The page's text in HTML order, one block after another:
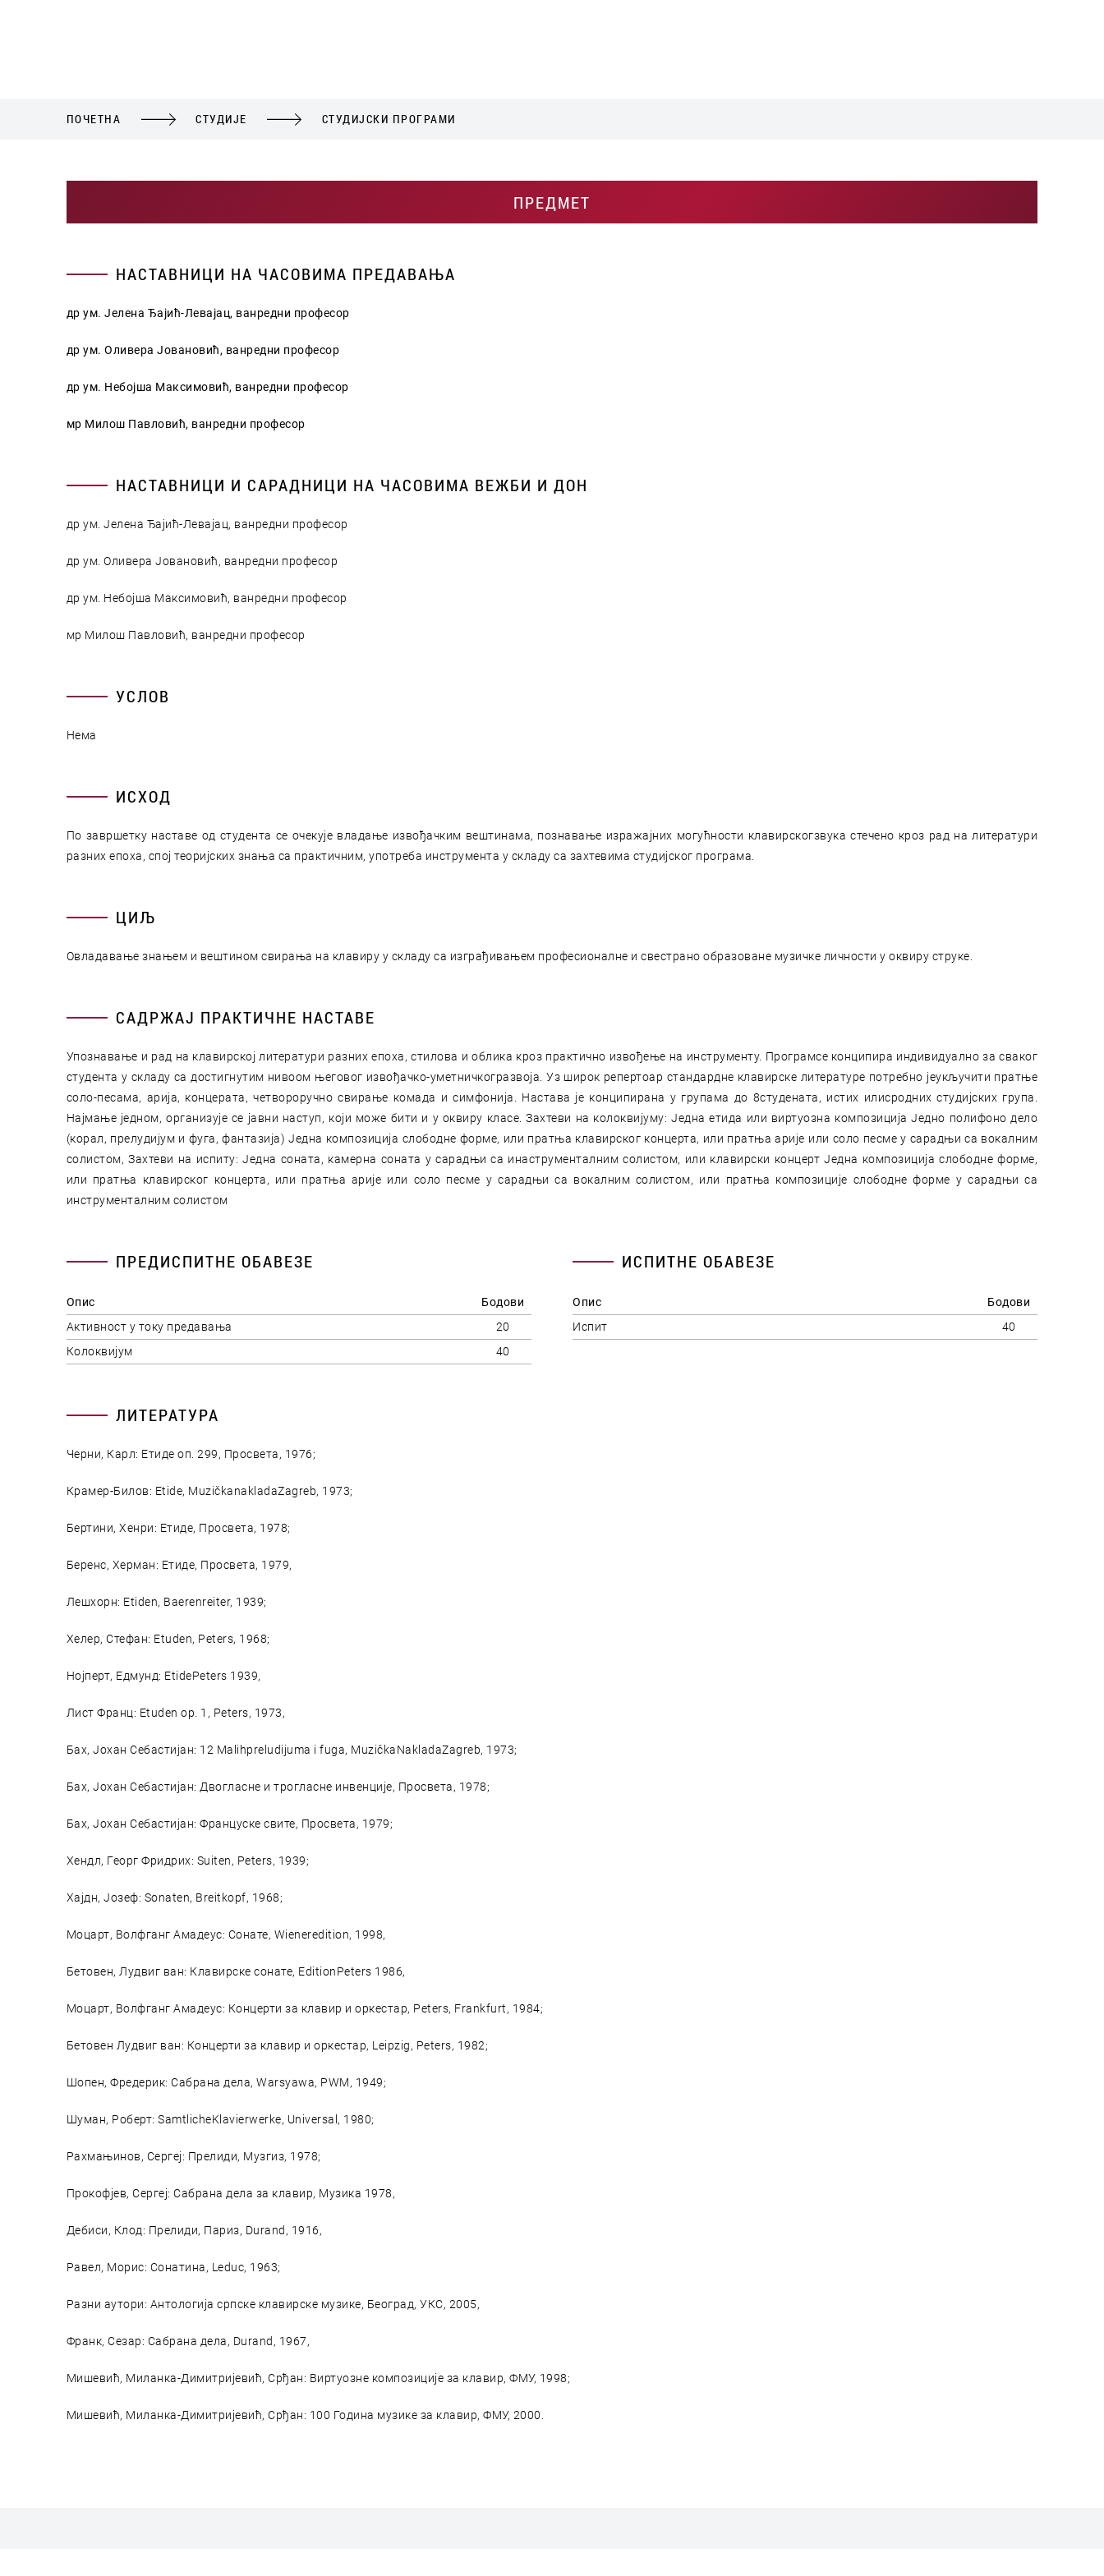
ПОЧЕТНА СТУДИЈЕ СТУДИЈСКИ ПРОГРАМИ
ПРЕДМЕТ
НАСТАВНИЦИ НА ЧАСОВИМА ПРЕДАВАЊА
др ум. Јелена Ђајић-Левајац, ванредни професор
др ум. Оливера Јовановић, ванредни професор
др ум. Небојша Максимовић, ванредни професор
мр Милош Павловић, ванредни професор
НАСТАВНИЦИ И САРАДНИЦИ НА ЧАСОВИМА ВЕЖБИ И ДОН
др ум. Јелена Ђајић-Левајац, ванредни професор
др ум. Оливера Јовановић, ванредни професор
др ум. Небојша Максимовић, ванредни професор
мр Милош Павловић, ванредни професор
УСЛОВ
Нема
ИСХОД
По завршетку наставе од студента се очекује владање извођачким вештинама, познавање изражајних могућности клавирскогзвука стечено кроз рад на литератури
разних епоха, спој теоријских знања са практичним, употреба инструмента у складу са захтевима студијског програма.
ЦИЉ
Овладавање знањем и вештином свирања на клавиру у складу са изграђивањем професионалне и свестрано образоване музичке личности у оквиру струке.
САДРЖАЈ ПРАКТИЧНЕ НАСТАВЕ
Упознавање и рад на клавирској литератури разних епоха, стилова и облика кроз практично извођење на инструменту. Програмсе конципира индивидуално за сваког
студента у складу са достигнутим нивоом његовог извођачко-уметничкогразвоја. Уз широк репертоар стандардне клавирске литературе потребно јеукључити пратње
соло-песама, арија, концерата, четвороручно свирање комада и симфонија. Настава је конципирана у групама до 8студената, истих илисродних студијских група.
Најмање једном, организује се јавни наступ, који може бити и у оквиру класе. Захтеви на колоквијуму: Једна етида или виртуозна композиција Једно полифоно дело
(корал, прелудијум и фуга, фантазија) Једна композиција слободне форме, или пратња клавирског концерта, или пратња арије или соло песме у сарадњи са вокалним
солистом, Захтеви на испиту: Једна соната, камерна соната у сарадњи са инаструменталним солистом, или клавирски концерт Једна композиција слободне форме,
или пратња клавирског концерта, или пратња арије или соло песме у сарадњи са вокалним солистом, или пратња композиције слободне форме у сарадњи са
инструменталним солистом
ПРЕДИСПИТНЕ ОБАВЕЗЕ
Опис
Бодови
Aктивност у току предавања
20
Колоквијум
40
ИСПИТНЕ ОБАВЕЗЕ
Опис
Бодови
Испит
40
ЛИТЕРАТУРА
Черни, Карл: Етиде оп. 299, Просвета, 1976;
Крамер-Билов: Etide, MuzičkanakladaZagreb, 1973;
Бертини, Хенри: Етиде, Просвета, 1978;
Беренс, Херман: Етиде, Просвета, 1979,
Лешхорн: Etiden, Baerenreiter, 1939;
Хелер, Стефан: Etuden, Peters, 1968;
Нојперт, Едмунд: EtidePeters 1939,
Лист Франц: Etuden op. 1, Peters, 1973,
Бах, Јохан Себастијан: 12 Malihpreludijuma i fuga, MuzičkaNakladaZagreb, 1973;
Бах, Јохан Себастијан: Двогласне и трогласне инвенције, Просвета, 1978;
Бах, Јохан Себастијан: Француске свите, Просвета, 1979;
Хендл, Георг Фридрих: Suiten, Peters, 1939;
Хајдн, Јозеф: Sonaten, Breitkopf, 1968;
Моцарт, Волфганг Амадеус: Сонате, Wieneredition, 1998,
Бетовен, Лудвиг ван: Клавирске сонате, EditionPeters 1986,
Моцарт, Волфганг Амадеус: Концерти за клавир и оркестар, Peters, Frankfurt, 1984;
Бетовен Лудвиг ван: Концерти за клавир и оркестар, Leipzig, Peters, 1982;
Шопен, Фредерик: Сабрана дела, Warsyawa, PWM, 1949;
Шуман, Роберт: SamtlicheKlavierwerke, Universal, 1980;
Рахмањинов, Сергеј: Прелиди, Музгиз, 1978;
Прокофјев, Сергеј: Сабрана дела за клавир, Музика 1978,
Дебиси, Клод: Прелиди, Париз, Durand, 1916,
Равел, Морис: Сонатина, Leduc, 1963;
Разни аутори: Антологија српске клавирске музике, Београд, УКС, 2005,
Франк, Сезар: Сабрана дела, Durand, 1967,
Мишевић, Миланка-Димитријевић, Срђан: Виртуозне композиције за клавир, ФМУ, 1998;
Мишевић, Миланка-Димитријевић, Срђан: 100 Година музике за клавир, ФМУ, 2000.